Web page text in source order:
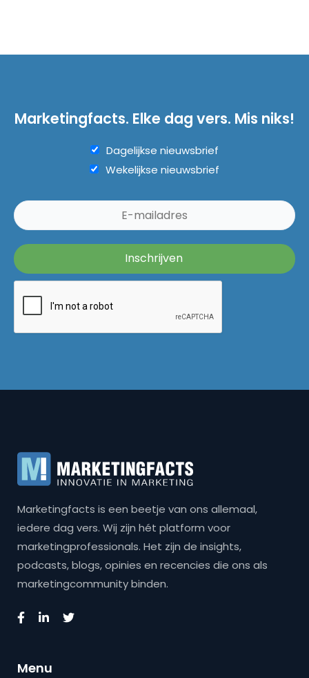
Marketingfacts. Elke dag vers. Mis niks!
Dagelijkse nieuwsbrief
Wekelijkse nieuwsbrief
Marketingfacts is een beetje van ons allemaal,
iedere dag vers. Wij zijn hét platform voor
marketingprofessionals. Het zijn de insights,
podcasts, blogs, opinies en recencies die ons als
marketingcommunity binden.
Menu